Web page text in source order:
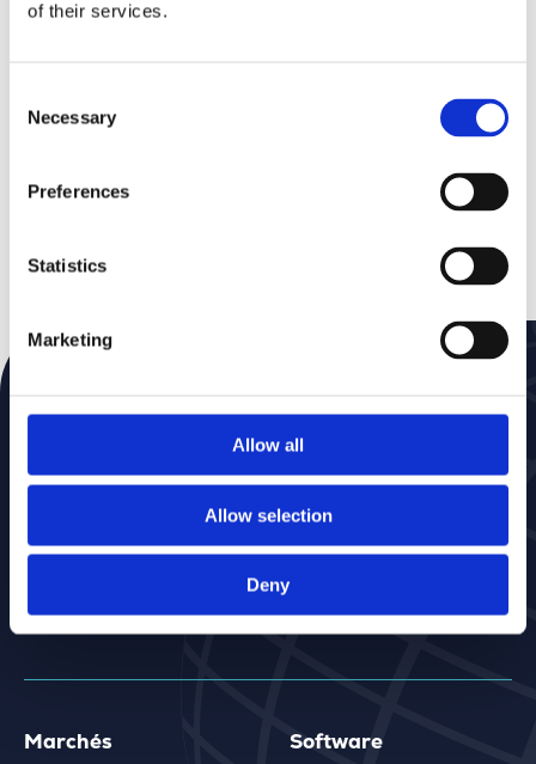
of their services.
Selection
Necessary
Preferences
Statistics
Marketing
Allow all
Allow selection
Deny
Ne ratez rien — recevez nos actualités dans votre
boîte mail
Marchés
Software